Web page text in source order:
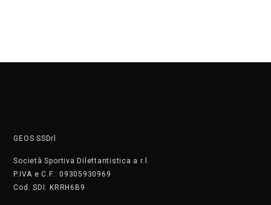
GEOS SSDrl
Società Sportiva Dilettantistica a r.l.
P.IVA e C.F.: 09305930969
Cod. SDI: KRRH6B9